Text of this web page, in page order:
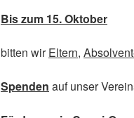
Bis zum 15. Oktober
bitten wirEltern,
Spenden auf unser